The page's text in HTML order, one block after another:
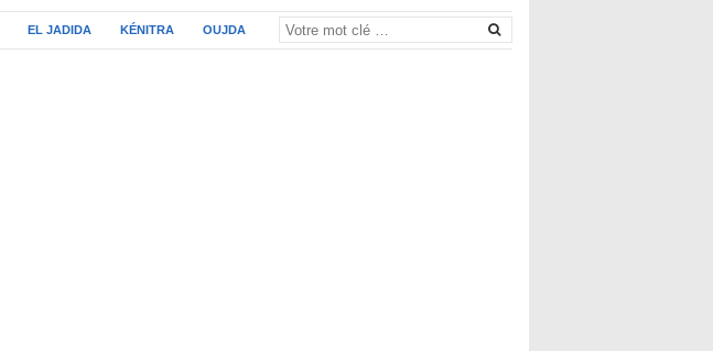
EL JADIDA KÉNITRA OUJDA